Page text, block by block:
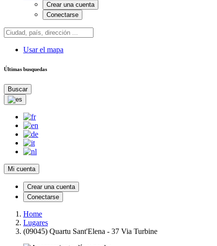
Crear una cuenta
Conectarse
Usar el mapa
Últimas busquedas
Buscar
Mi cuenta
Crear una cuenta
Conectarse
Home
Lugares
(09045) Quartu Sant'Elena - 37 Via Turbine